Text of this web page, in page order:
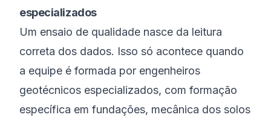
especializados
Um ensaio de qualidade nasce da leitura
correta dos dados. Isso só acontece quando
a equipe é formada por engenheiros
geotécnicos especializados, com formação
específica em fundações, mecânica dos solos